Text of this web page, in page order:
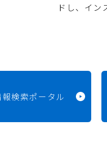
ドし、イン
報検索ポータル